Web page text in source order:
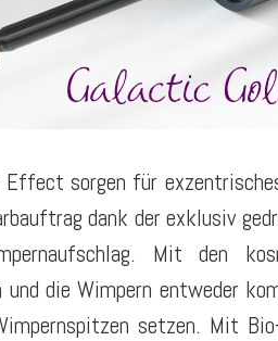
sorgen für
dank der exklusiv
Mit den
die Wimpern entweder
setzen. Mit